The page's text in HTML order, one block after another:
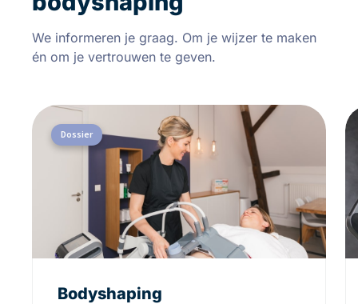
We informeren je graag. Om je wijzer te maken
én om je vertrouwen te geven.
Dossier
Bodyshaping